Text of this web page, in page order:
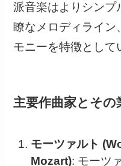
派音楽はよりシンプ
瞭なメロディライン
モニーを特徴として
主要作曲家とその
モーツァルト
Mozart): モーツ